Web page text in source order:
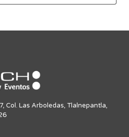
Col. Las Arboledas, Tlalnepantla,